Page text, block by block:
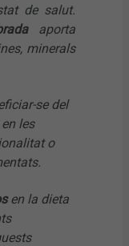
de salut.
aporta
minerals
se del
les
o
en la dieta